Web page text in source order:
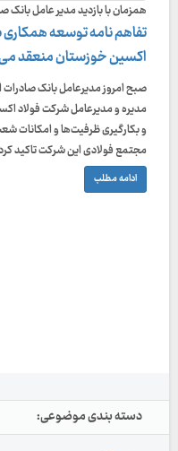
همزمان با بازدید مدیر عامل بانک
تفاهم نامه توسعه همکاری
اکسین خوزستان منعقد
صبح امروز ​مدیرعامل بانک
مدیره و مدیرعامل شرکت فولاد
و بکارگیری ظرفیت‌ها و امکانات
مجتمع فولادی این شرکت تاکید
ادامه مطلب
دسته بندی موضوعی: